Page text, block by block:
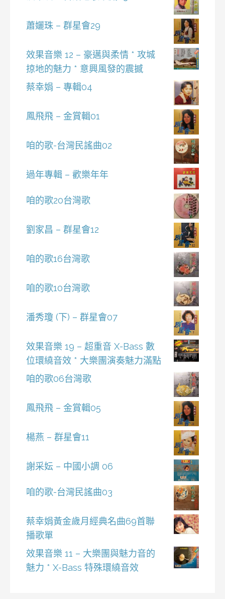
蕭孋珠 – 群星會29
效果音樂 12 – 豪邁與柔情 * 攻城
掠地的魅力 * 意興風發的震撼
蔡幸娟 – 專輯04
鳳飛飛 – 金賞輯01
咱的歌-台灣民謠曲02
過年專輯 – 歡樂年年
咱的歌20台灣歌
劉家昌 – 群星會12
咱的歌16台灣歌
咱的歌10台灣歌
潘秀瓊 (下) – 群星會07
效果音樂 19 – 超重音 X-Bass 數
位環繞音效 * 大樂團演奏魅力滿點
咱的歌06台灣歌
鳳飛飛 – 金賞輯05
楊燕 – 群星會11
謝采妘 – 中國小調 06
咱的歌-台灣民謠曲03
蔡幸娟黃金歲月經典名曲69首聯
播歌單
效果音樂 11 – 大樂團與魅力音的
魅力 * X-Bass 特殊環繞音效